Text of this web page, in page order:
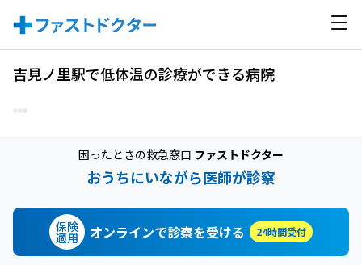
吉見ノ里駅で低体温の診療ができる病院
困ったときの救急窓口 ファストドクター
おうちにいながら医師が診察
保険
適用 オンラインで診察を受ける 24時間受付